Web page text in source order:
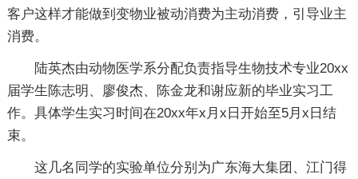
客户这样才能做到变物业被动消费为主动消费，引导业主
消费。
陆英杰由动物医学系分配负责指导生物技术专业20xx
届学生陈志明、廖俊杰、陈金龙和谢应新的毕业实习工
作。具体学生实习时间在20xx年x月x日开始至5月x日结
束。
这几名同学的实验单位分别为广东海大集团、江门得